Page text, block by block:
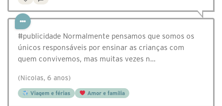
#publicidade Normalmente pensamos que somos os
únicos responsáveis por ensinar as crianças com
quem convivemos, mas muitas vezes n…
(Nicolas, 6 anos)
Viagem e férias Amor e família